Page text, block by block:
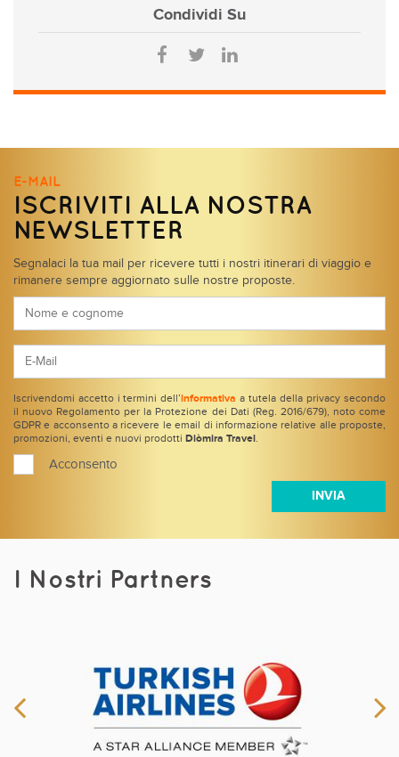
Condividi Su
E-MAIL
ISCRIVITI ALLA NOSTRA
NEWSLETTER
Segnalaci la tua mail per ricevere tutti i nostri itinerari di viaggio e
rimanere sempre aggiornato sulle nostre proposte.
Iscrivendomi accetto i termini dell’ informativa a tutela della privacy secondo
il nuovo Regolamento per la Protezione dei Dati (Reg. 2016/679), noto come
GDPR e acconsento a ricevere le email di informazione relative alle proposte,
promozioni, eventi e nuovi prodotti Diòmira Travel .
Acconsento
I Nostri Partners